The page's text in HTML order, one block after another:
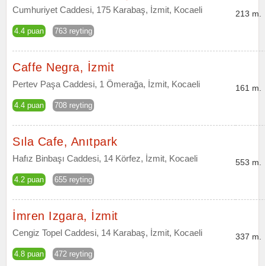
Cumhuriyet Caddesi, 175 Karabaş, İzmit, Kocaeli
4.4 puan 763 reyting
213 m.
Caffe Negra, İzmit
Pertev Paşa Caddesi, 1 Ömerağa, İzmit, Kocaeli
4.4 puan 708 reyting
161 m.
Sıla Cafe, Anıtpark
Hafız Binbaşı Caddesi, 14 Körfez, İzmit, Kocaeli
4.2 puan 655 reyting
553 m.
İmren Izgara, İzmit
Cengiz Topel Caddesi, 14 Karabaş, İzmit, Kocaeli
4.8 puan 472 reyting
337 m.